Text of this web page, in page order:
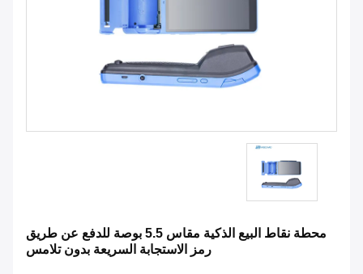
محطة نقاط البيع الذكية مقاس 5.5 بوصة للدفع عن طريق
رمز الاستجابة السريعة بدون تلامس